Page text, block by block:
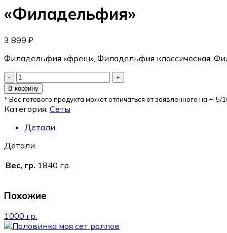
«Филадельфия»
3 899 ₽
Филадельфия «фреш», Филадельфия классическая,
В корзину
* Вес готового продукта может отличаться от заявленного на +-5/
Категория: Сеты
Детали
Детали
Вес, гр. 1840 гр.
Похожие
1000 гр.